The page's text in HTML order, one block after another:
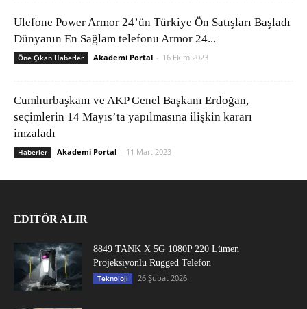
Ulefone Power Armor 24’ün Türkiye Ön Satışları Başladı
Dünyanın En Sağlam telefonu Armor 24...
Öne Çıkan Haberler Akademi Portal - 16 Ekim 2023
Cumhurbaşkanı ve AKP Genel Başkanı Erdoğan,
seçimlerin 14 Mayıs’ta yapılmasına ilişkin kararı
imzaladı
Haberler Akademi Portal - 11 Mart 2023
EDITÖR ALIR
8849 TANK X 5G 1080P 220 Lümen
Projeksiyonlu Rugged Telefon
Teknoloji 26 Şubat 2026